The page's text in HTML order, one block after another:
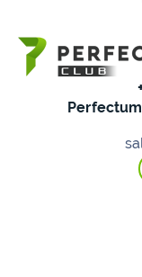
матеріальну
Купити
типи
Золоті зливки
стандарти
грамових
золото
дотриманням
Типи